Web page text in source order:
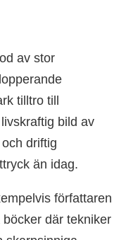
av stor
tilltro till
bild av
driftig
än idag.
författaren
där tekniker